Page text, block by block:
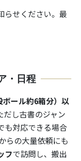
らせください。最
・日程
ール約6箱分）以
だし古書のジャン
も対応できる場合
らの大量依頼にも
フで訪問し、搬出